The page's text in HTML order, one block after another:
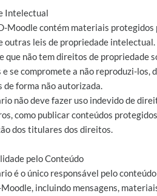
Intelectual
Moodle contém materiais
outras leis de propriedade
que não tem direitos de propriedade
se compromete a não reproduzi-los,
de forma não autorizada.
não deve fazer uso indevido de
como publicar conteúdos
dos titulares dos direitos.
pelo Conteúdo
é o único responsável pelo
incluindo mensagens,